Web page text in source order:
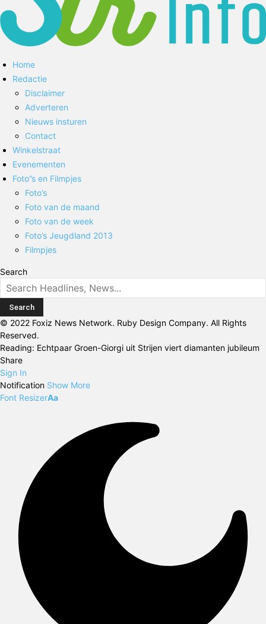
Home
Redactie
Disclaimer
Adverteren
Nieuws insturen
Contact
Winkelstraat
Evenementen
Foto”s en Filmpjes
Foto’s
Foto van de maand
Foto van de week
Foto’s Jeugdland 2013
Filmpjes
Search
© 2022 Foxiz News Network. Ruby Design Company. All Rights
Reserved.
Reading: Echtpaar Groen-Giorgi uit Strijen viert diamanten jubileum
Share
Sign In
Notification Show More
Font ResizerAa